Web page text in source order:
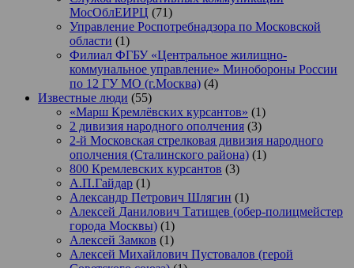
МосОблЕИРЦ (71)
Управление Роспотребнадзора по Московской
области (1)
Филиал ФГБУ «Центральное жилищно-
коммунальное управление» Минобороны России
по 12 ГУ МО (г.Москва) (4)
Известные люди (55)
«Марш Кремлёвских курсантов» (1)
2 дивизия народного ополчения (3)
2-й Московская стрелковая дивизия народного
ополчения (Сталинского района) (1)
800 Кремлевских курсантов (3)
А.П.Гайдар (1)
Александр Петрович Шлягин (1)
Алексей Данилович Татищев (обер-полицмейстер
города Москвы) (1)
Алексей Замков (1)
Алексей Михайлович Пустовалов (герой